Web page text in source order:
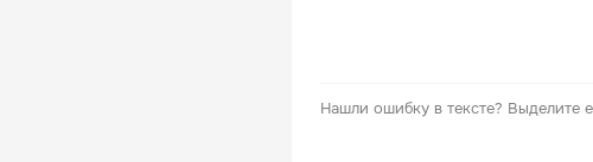
Нашли ошибку в тексте? Выделите